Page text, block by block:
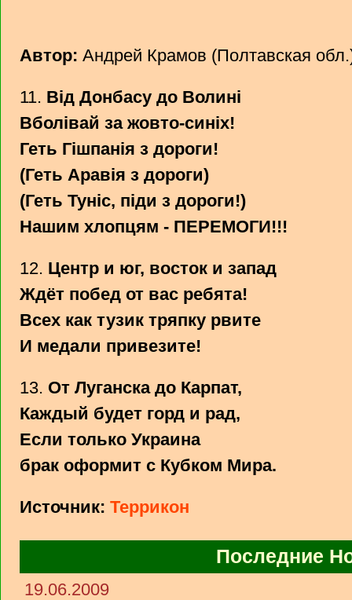
Автор: Андрей Крамов (Полтавская
11. Від Донбасу до Волині
Вболівай за жовто-синіх!
Геть Гішпанія з дороги!
(Геть Аравія з дороги)
(Геть Туніс, піди з дороги!)
Нашим хлопцям - ПЕРЕМОГИ!!!
12. Центр и юг, восток и запад
Ждёт побед от вас ребята!
Всех как тузик тряпку рвите
И медали привезите!
13. От Луганска до Карпат,
Каждый будет горд и рад,
Если только Украина
брак оформит с Кубком Мира.
Источник: Террикон
Последние
19.06.2009